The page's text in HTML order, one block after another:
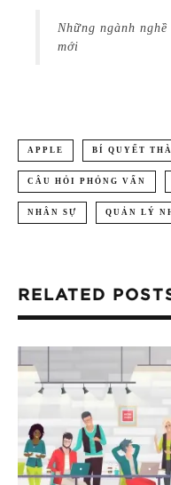
Những ngành
mới
APPLE BÍ QUYẾT
CÂU HỎI PHỎNG VẤN
NHÂN SỰ QUẢN LÝ
RELATED